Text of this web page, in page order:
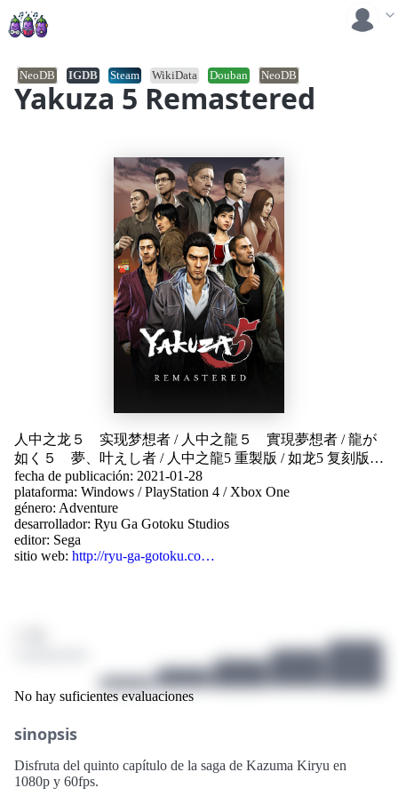
Yakuza 5 Remastered
NeoDB IGDB Steam WikiData Douban NeoDB
人中之龙５ 实现梦想者 / 人中之龍５ 實現夢想者 /龍が
如く５ 夢、叶えし者 / 人中之龍5 重製版 /如龙5 复刻版
Yakuza 5 Remastered
fecha de publicación: 2021-01-28
plataforma: Windows /PlayStation 4 / Xbox One
género: Adventure
desarrollador: Ryu Ga Gotoku Studios
editor: Sega
sitio web: http://ryu-ga-gotoku.co…
No hay suficientes evaluaciones
sinopsis
Disfruta del quinto capítulo de la saga de Kazuma Kiryu en
1080p y 60fps.